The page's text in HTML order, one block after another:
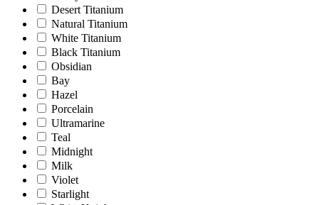
Desert Titanium
Natural Titanium
White Titanium
Black Titanium
Obsidian
Bay
Hazel
Porcelain
Ultramarine
Teal
Midnight
Milk
Violet
Starlight